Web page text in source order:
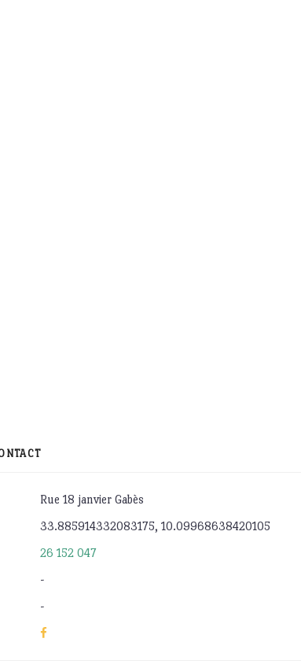
Rue 18 janvier Gabès
33.885914332083175, 10.09968638420105
26 152 047
-
-